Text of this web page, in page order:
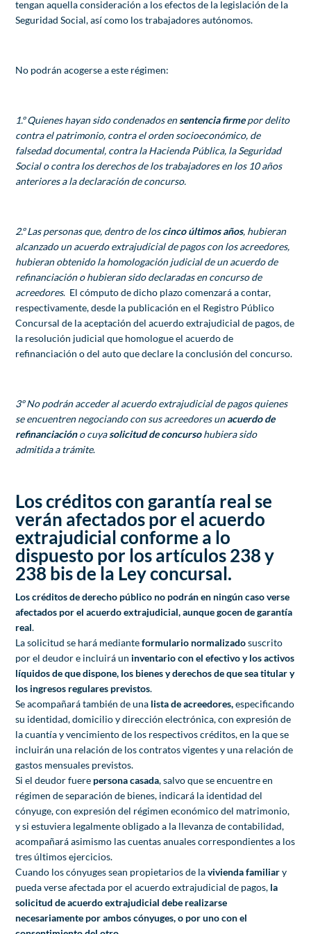
tengan aquella consideración a los efectos de la legislación de la
Seguridad Social, así como los trabajadores autónomos.
No podrán acogerse a este régimen:
1.º Quienes hayan sido condenados ensentencia firmepor delito
contra el patrimonio, contra el orden socioeconómico, de
falsedad documental, contra la Hacienda Pública, la Seguridad
Social o contra los derechos de los trabajadores en los 10 años
anteriores a la declaración de concurso.
2.º Las personas que, dentro de loscinco últimos años, hubieran
alcanzado un acuerdo extrajudicial de pagos con los acreedores,
hubieran obtenido la homologación judicial de un acuerdo de
refinanciación o hubieran sido declaradas en concurso de
acreedores. El cómputo de dicho plazo comenzará a contar,
respectivamente, desde la publicación en el Registro Público
Concursal de la aceptación del acuerdo extrajudicial de pagos, de
la resolución judicial que homologue el acuerdo de
refinanciación o del auto que declare la conclusión del concurso.
3º No podrán acceder al acuerdo extrajudicial de pagos quienes
se encuentren negociando con sus acreedores unacuerdo de
refinanciacióno cuyasolicitud de concursohubiera sido
admitida a trámite.
Los créditos con garantía real se
verán afectados por el acuerdo
extrajudicial conforme a lo
dispuesto por los artículos 238 y
238 bis de la Ley concursal.
Los créditos de derecho público no podrán en ningún caso verse
afectados por el acuerdo extrajudicial, aunque gocen de garantía
real.
La solicitud se hará medianteformulario normalizadosuscrito
por el deudor e incluirá un inventario con el efectivo y los activos
líquidos de que dispone, los bienes y derechos de que sea titular y
los ingresos regulares previstos.
Se acompañará también de una lista de acreedores,especificando
su identidad, domicilio y dirección electrónica, con expresión de
la cuantía y vencimiento de los respectivos créditos, en la que se
incluirán una relación de los contratos vigentes y una relación de
gastos mensuales previstos.
Si el deudor fuere persona casada, salvo que se encuentre en
régimen de separación de bienes, indicará la identidad del
cónyuge, con expresión del régimen económico del matrimonio,
y si estuviera legalmente obligado a la llevanza de contabilidad,
acompañará asimismo las cuentas anuales correspondientes a los
tres últimos ejercicios.
Cuando los cónyuges sean propietarios de lavivienda familiary
pueda verse afectada por el acuerdo extrajudicial de pagos, la
solicitud de acuerdo extrajudicial debe realizarse
necesariamente por ambos cónyuges, o por uno con el